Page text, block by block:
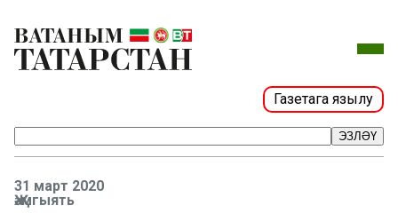
Газетага язылу
ЭЗЛӘҮ
31 март 2020
Җәмгыять